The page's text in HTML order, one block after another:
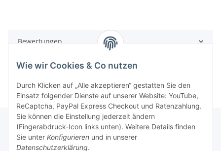
Bewertungen
Rechtliche Hinweise
Wie wir Cookies & Co nutzen
Durch Klicken auf „Alle akzeptieren“ gestatten Sie den
Einsatz folgender Dienste auf unserer Website: YouTube,
ReCaptcha, PayPal Express Checkout und Ratenzahlung.
Sie können die Einstellung jederzeit ändern
(Fingerabdruck-Icon links unten). Weitere Details finden
Sie unter Konfigurieren und in unserer
Datenschutzerklärung.